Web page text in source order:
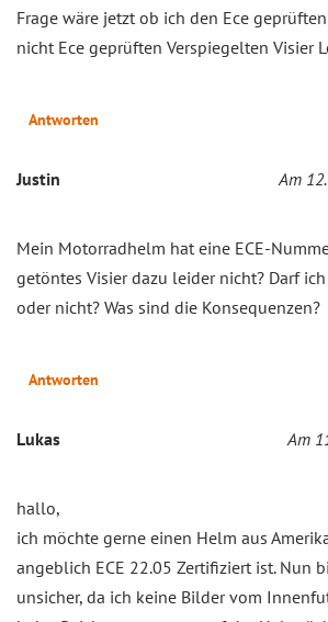
Frage wäre jetzt ob ich den Ece
nicht Ece geprüften Verspiegelten Visier
Antworten
Justin Am
Mein Motorradhelm hat eine ECE-
getöntes Visier dazu leider nicht? Darf
oder nicht? Was sind die Konsequenzen?
Antworten
Lukas Am
hallo,
ich möchte gerne einen Helm aus
angeblich ECE 22.05 Zertifiziert ist. Nun
unsicher, da ich keine Bilder vom